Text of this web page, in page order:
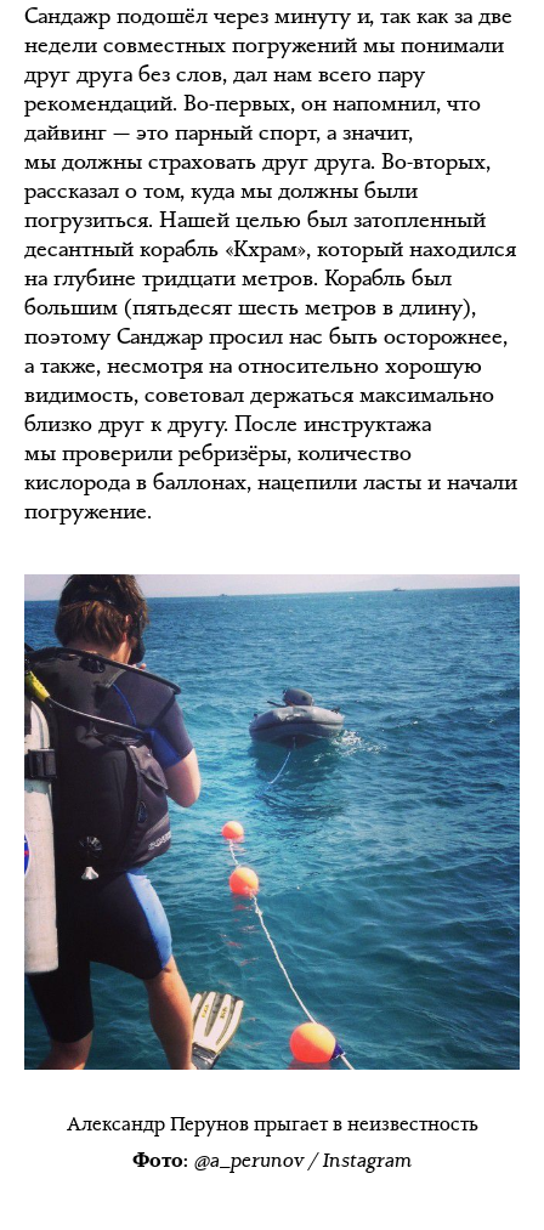
Сандажр подошёл через минуту и, так как за две
недели совместных погружений мы понимали
друг друга без слов, дал нам всего пару
рекомендаций. Во-первых, он напомнил, что
дайвинг — это парный спорт, а значит,
мы должны страховать друг друга. Во-вторых,
рассказал о том, куда мы должны были
погрузиться. Нашей целью был затопленный
десантный корабль «Кхрам», который находился
на глубине тридцати метров. Корабль был
большим (пятьдесят шесть метров в длину),
поэтому Санджар просил нас быть осторожнее,
а также, несмотря на относительно хорошую
видимость, советовал держаться максимально
близко друг к другу. После инструктажа
мы проверили ребризёры, количество
кислорода в баллонах, нацепили ласты и начали
погружение.
Александр Перунов прыгает в неизвестность
Фото: @a_perunov / Instagram